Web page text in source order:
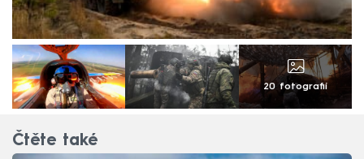
20 fotografií
Čtěte také